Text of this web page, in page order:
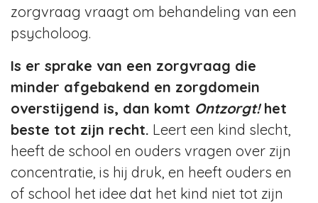
zorgvraag vraagt om behandeling van een
psycholoog.
Is er sprake van een zorgvraag die
minder afgebakend en zorgdomein
overstijgend is, dan komt Ontzorgt!het
beste tot zijn recht. Leert een kind slecht,
heeft de school en ouders vragen over zijn
concentratie, is hij druk, en heeft ouders en
of school het idee dat het kind niet tot zijn